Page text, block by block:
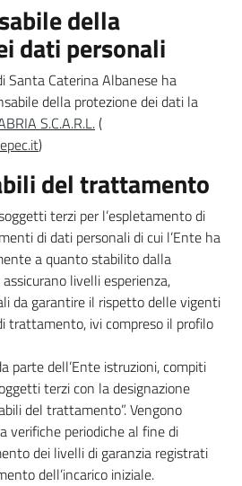
della
dati personali
Santa Caterina Albanese ha
della protezione dei dati la
S.C.A.R.L.(
)
del trattamento
terzi per l’espletamento di
di dati personali di cui l’Ente ha
a quanto stabilito dalla
livelli esperienza,
da garantire il rispetto delle vigenti
trattamento, ivi compreso il profilo
parte dell’Ente istruzioni, compiti
terzi con la designazione
del trattamento”. Vengono
verifiche periodiche al fine di
dei livelli di garanzia registrati
dell’incarico iniziale.